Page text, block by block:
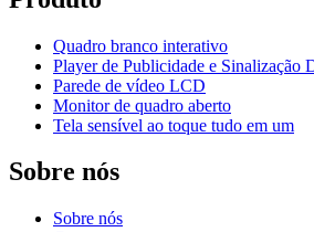
Quadro branco interativo
Player de Publicidade e Sinalização
Parede de vídeo LCD
Monitor de quadro aberto
Tela sensível ao toque tudo em um
Sobre nós
Sobre nós